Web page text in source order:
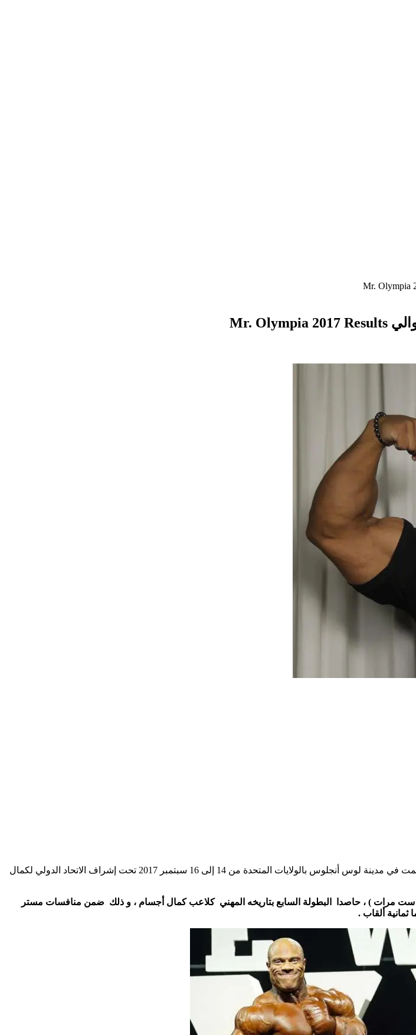
بطولة مستر أولمبيا 2017 هي النسخة الـ53 من بطولة مستر أولمبيا لكمال الأجسام للمحترفين، وأقيمت في مدينة لوس أنجلوس بالولايات المتحدة من 14 إلى 16 سبتمبر 2017 تحت إشراف الاتحاد الدولي لكمال
ست مرات ) ، حاصدا البطولة السابع بتاريخه المهني كلاعب كمال أجسام ، و ذلك ضمن منافسات مستر